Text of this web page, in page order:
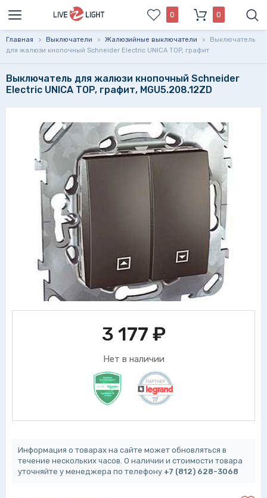
0 0
Главная > Выключатели > Жалюзийные выключатели >
Выключатель
для жалюзи кнопочный Schneider Electric UNICA TOP, графит
Выключатель для жалюзи кнопочный Schneider
Electric UNICA TOP, графит, MGU5.208.12ZD
3 177 ₽
Нет в наличии
Информация о товарах на сайте может обновляться в
течение нескольких часов. О наличии и стоимости товара
уточняйте у менеджера по телефону +7 (812) 628-3068